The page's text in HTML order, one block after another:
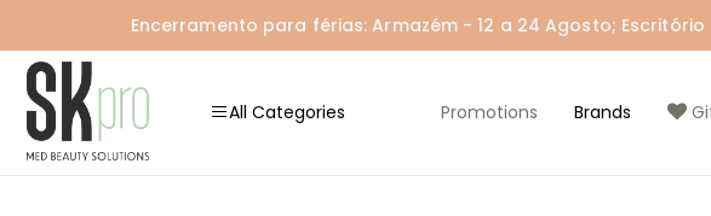
Encerramento para férias: Armazém - 12 a 24 Agosto;
All Categories Promotions Brands